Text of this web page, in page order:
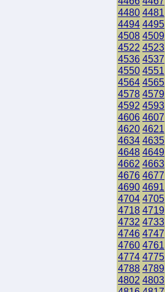
4480 4481
4494 4495
4508 4509
4522 4523
4536 4537
4550 4551
4564 4565
4578 4579
4592 4593
4606 4607
4620 4621
4634 4635
4648 4649
4662 4663
4676 4677
4690 4691
4704 4705
4718 4719
4732 4733
4746 4747
4760 4761
4774 4775
4788 4789
4802 4803